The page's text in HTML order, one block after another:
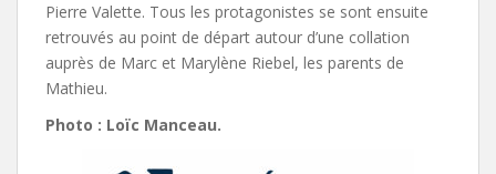
Pierre Valette. Tous les protagonistes se sont ensuite
retrouvés au point de départ autour d’une collation
auprès de Marc et Marylène Riebel, les parents de
Mathieu.
Photo : Loïc Manceau.